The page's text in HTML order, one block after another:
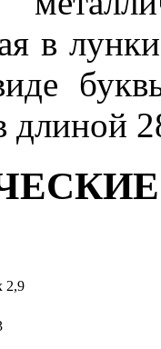
в
длиной
2,9